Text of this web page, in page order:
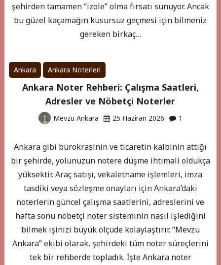
şehirden tamamen “izole” olma fırsatı sunuyor. Ancak
bu güzel kaçamağın kusursuz geçmesi için bilmeniz
gereken birkaç…
Ankara Ankara Noterleri
Ankara Noter Rehberi: Çalışma Saatleri,
Adresler ve Nöbetçi Noterler
Mevzu Ankara 25 Haziran 2026 1
Ankara gibi bürokrasinin ve ticaretin kalbinin attığı
bir şehirde, yolunuzun notere düşme ihtimali oldukça
yüksektir. Araç satışı, vekaletname işlemleri, imza
tasdiki veya sözleşme onayları için Ankara’daki
noterlerin güncel çalışma saatlerini, adreslerini ve
hafta sonu nöbetçi noter sisteminin nasıl işlediğini
bilmek işinizi büyük ölçüde kolaylaştırır. “Mevzu
Ankara” ekibi olarak, şehirdeki tüm noter süreçlerini
tek bir rehberde topladık. İşte Ankara noter